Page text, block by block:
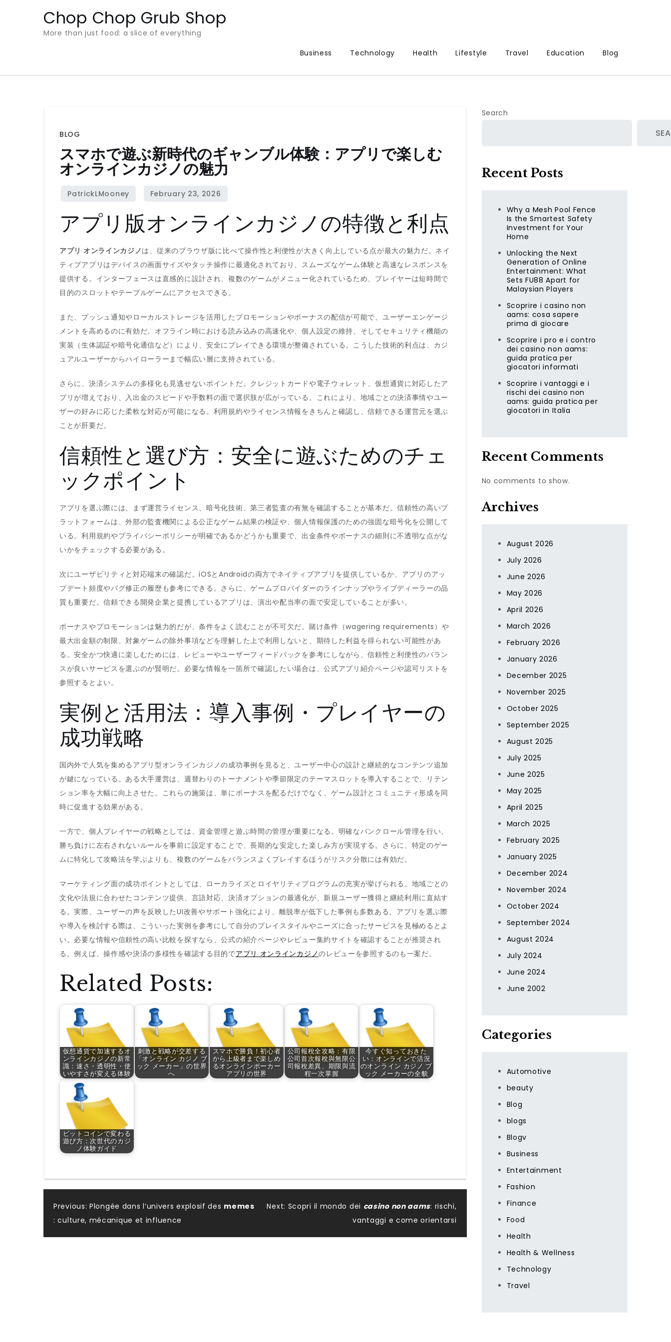
Chop Chop Grub Shop
More than just food: a slice of everything
Business
Technology Health Lifestyle Travel Education Blog
BLOG
スマホで遊ぶ新時代のギャンブル体験：アプリで楽しむ
オンラインカジノの魅力
アプリ版オンラインカジノの特徴と利点
アプリ オンラインカジノは、従来のブラウザ版に比べて操作性と利便性が大きく向上している点が最大の魅力だ。ネイ
ティブアプリはデバイスの画面サイズやタッチ操作に最適化されており、スムーズなゲーム体験と高速なレスポンスを
提供する。インターフェースは直感的に設計され、複数のゲームがメニュー化されているため、プレイヤーは短時間で
目的のスロットやテーブルゲームにアクセスできる。
また、プッシュ通知やローカルストレージを活用したプロモーションやボーナスの配信が可能で、ユーザーエンゲージ
メントを高めるのに有効だ。オフライン時における読み込みの高速化や、個人設定の維持、そしてセキュリティ機能の
実装（生体認証や暗号化通信など）により、安全にプレイできる環境が整備されている。こうした技術的利点は、カジ
ュアルユーザーからハイローラーまで幅広い層に支持されている。
さらに、決済システムの多様化も見逃せないポイントだ。クレジットカードや電子ウォレット、仮想通貨に対応したア
プリが増えており、入出金のスピードや手数料の面で選択肢が広がっている。これにより、地域ごとの決済事情やユー
ザーの好みに応じた柔軟な対応が可能になる。利用規約やライセンス情報をきちんと確認し、信頼できる運営元を選ぶ
ことが肝要だ。
信頼性と選び方：安全に遊ぶためのチェ
ックポイント
アプリを選ぶ際には、まず運営ライセンス、暗号化技術、第三者監査の有無を確認することが基本だ。信頼性の高いプ
ラットフォームは、外部の監査機関による公正なゲーム結果の検証や、個人情報保護のための強固な暗号化を公開して
いる。利用規約やプライバシーポリシーが明確であるかどうかも重要で、出金条件やボーナスの細則に不透明な点がな
いかをチェックする必要がある。
次にユーザビリティと対応端末の確認だ。iOSとAndroidの両方でネイティブアプリを提供しているか、アプリのアッ
プデート頻度やバグ修正の履歴も参考にできる。さらに、ゲームプロバイダーのラインナップやライブディーラーの品
質も重要だ。信頼できる開発企業と提携しているアプリは、演出や配当率の面で安定していることが多い。
ボーナスやプロモーションは魅力的だが、条件をよく読むことが不可欠だ。賭け条件（wagering requirements）や
最大出金額の制限、対象ゲームの除外事項などを理解した上で利用しないと、期待した利益を得られない可能性があ
る。安全かつ快適に楽しむためには、レビューやユーザーフィードバックを参考にしながら、信頼性と利便性のバラン
スが良いサービスを選ぶのが賢明だ。必要な情報を一箇所で確認したい場合は、公式アプリ紹介ページや認可リストを
参照するとよい。
実例と活用法：導入事例・プレイヤーの
成功戦略
国内外で人気を集めるアプリ型オンラインカジノの成功事例を見ると、ユーザー中心の設計と継続的なコンテンツ追加
が鍵になっている。ある大手運営は、週替わりのトーナメントや季節限定のテーマスロットを導入することで、リテン
ション率を大幅に向上させた。これらの施策は、単にボーナスを配るだけでなく、ゲーム設計とコミュニティ形成を同
時に促進する効果がある。
一方で、個人プレイヤーの戦略としては、資金管理と遊ぶ時間の管理が重要になる。明確なバンクロール管理を行い、
勝ち負けに左右されないルールを事前に設定することで、長期的な安定した楽しみ方が実現する。さらに、特定のゲー
ムに特化して攻略法を学ぶよりも、複数のゲームをバランスよくプレイするほうがリスク分散には有効だ。
マーケティング面の成功ポイントとしては、ローカライズとロイヤリティプログラムの充実が挙げられる。地域ごとの
文化や法規に合わせたコンテンツ提供、言語対応、決済オプションの最適化が、新規ユーザー獲得と継続利用に直結す
る。実際、ユーザーの声を反映したUI改善やサポート強化により、離脱率が低下した事例も多数ある。アプリを選ぶ際
や導入を検討する際は、こういった実例を参考にして自分のプレイスタイルやニーズに合ったサービスを見極めるとよ
い。必要な情報や信頼性の高い比較を探すなら、公式の紹介ページやレビュー集約サイトを確認することが推奨され
る。例えば、操作感や決済の多様性を確認する目的でアプリ オンラインカジノのレビューを参照するのも一案だ。
Related Posts:
仮想通貨で加速するオ
ンラインカジノの新常
識：速さ・透明性・使
いやすさが変える体験
刺激と戦略が交差する
「オンライン カジノ ブ
ック メーカー」の世界
へ
スマホで勝負！初心者
から上級者まで楽しめ
るオンラインポーカー
アプリの世界
公司報稅全攻略：有限
公司首次報稅與無限公
司報稅差異、期限與流
程一次掌握
今すぐ知っておきた
い：オンラインで活況
のオンライン カジノ ブ
ック メーカーの全貌
ビットコインで変わる
遊び方：次世代のカジ
ノ体験ガイド
Post
navigation
Previous: Plongée dans l’univers explosif des memes
: culture, mécanique et influence
Next: Scopri il mondo dei casino non aams: rischi,
vantaggi e come orientarsi
Search
Recent Posts
Why a Mesh Pool Fence
Is the Smartest Safety
Investment for Your
Home
Unlocking the Next
Generation of Online
Entertainment: What
Sets FU88 Apart for
Malaysian Players
Scoprire i casino non
aams: cosa sapere
prima di giocare
Scoprire i pro e i contro
dei casino non aams:
guida pratica per
giocatori informati
Scoprire i vantaggi e i
rischi dei casino non
aams: guida pratica per
giocatori in Italia
Recent Comments
No comments to show.
Archives
August 2026
July 2026
June 2026
May 2026
April 2026
March 2026
February 2026
January 2026
December 2025
November 2025
October 2025
September 2025
August 2025
July 2025
June 2025
May 2025
April 2025
March 2025
February 2025
January 2025
December 2024
November 2024
October 2024
September 2024
August 2024
July 2024
June 2024
June 2002
Categories
Automotive
beauty
Blog
blogs
Blogv
Business
Entertainment
Fashion
Finance
Food
Health
Health & Wellness
Technology
Travel